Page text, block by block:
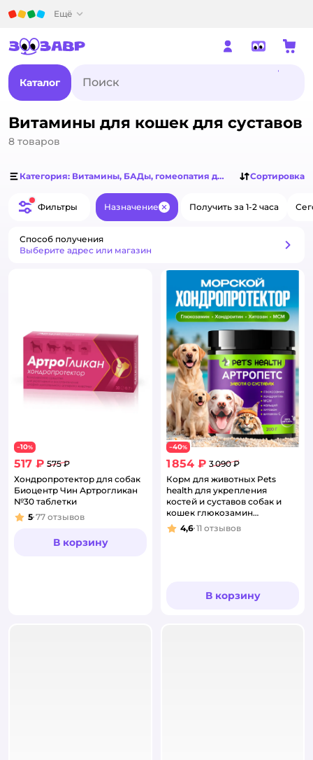
Ещё
Каталог
Витамины для кошек для суставов
8 товаров
Категория: Витамины, БАДы, гомеопатия для кошекСортировка
Фильтры Назначение ЗакрытьПолучить за 1-2 часа
Способ получения
Выберите адрес или магазин
−10%
517 ₽ 575 ₽
Хондропротектор для собак
Биоцентр Чин Артрогликан
№30 таблетки
Рейтинг:
5 77 отзывов
В корзину
−40%
1 854 ₽ 3 090 ₽
Корм для животных Pets
health для укрепления
костей и суставов собак и
кошек глюкозамин
хондроитин мсм
Рейтинг:
4,6 11 отзывов
В корзину